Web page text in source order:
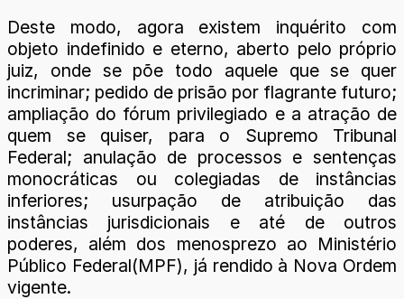
Deste modo, agora existem inquérito com
objeto indefinido e eterno, aberto pelo próprio
juiz, onde se põe todo aquele que se quer
incriminar; pedido de prisão por flagrante futuro;
ampliação do fórum privilegiado e a atração de
quem se quiser, para o Supremo Tribunal
Federal; anulação de processos e sentenças
monocráticas ou colegiadas de instâncias
inferiores; usurpação de atribuição das
instâncias jurisdicionais e até de outros
poderes, além dos menosprezo ao Ministério
Público Federal(MPF), já rendido à Nova Ordem
vigente.